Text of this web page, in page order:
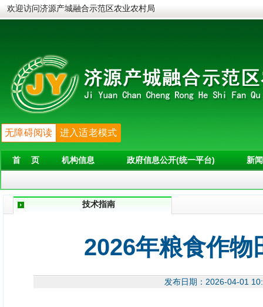
欢迎访问济源产城融合示范区农业农村局
无障碍阅读 进入适老模式
首 页 机构信息 政府信息公开(统一平台) 新
技术指南
2026年粮食作物
发布日期：2026-04-